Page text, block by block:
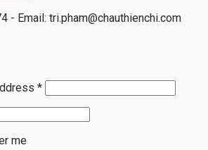
- Email: tri.pham@chauthienchi.com
*
me